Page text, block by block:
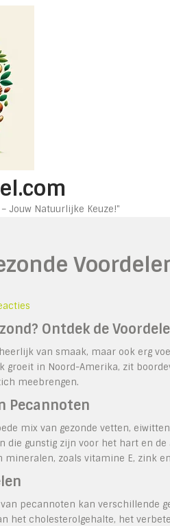
Jouw Natuurlijke Keuze!"
Ontdek de
van smaak, maar ook erg
groeit in Noord-Amerika, zit
meebrengen.
Pecannoten
mix van gezonde vetten,
die gunstig zijn voor het hart en
mineralen, zoals vitamine E, zink
pecannoten kan verschillende
het cholesterolgehalte, het